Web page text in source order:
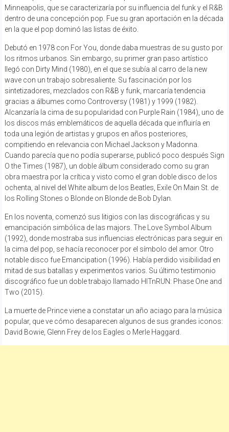
Minneapolis, que se caracterizaría por su influencia del funk y el R&B
dentro de una concepción pop. Fue su gran aportación en la década
en la que el pop dominó las listas de éxito.
Debutó en 1978 con For You, donde daba muestras de su gusto por
los ritmos urbanos. Sin embargo, su primer gran paso artístico
llegó con Dirty Mind (1980), en el que se subía al carro de la new
wave con un trabajo sobresaliente. Su fascinación por los
sintetizadores, mezclados con R&B y funk, marcaría tendencia
gracias a álbumes como Controversy (1981) y 1999 (1982).
Alcanzaría la cima de su popularidad con Purple Rain (1984), uno de
los discos más emblemáticos de aquella década que influiría en
toda una legión de artistas y grupos en años posteriores,
compitiendo en relevancia con Michael Jackson y Madonna.
Cuando parecía que no podía superarse, publicó poco después Sign
O the Times (1987), un doble álbum considerado como su gran
obra maestra por la crítica y visto como el gran doble disco de los
ochenta, al nivel del White album de los Beatles, Exile On Main St. de
los Rolling Stones o Blonde on Blonde de Bob Dylan.
En los noventa, comenzó sus litigios con las discográficas y su
emancipación simbólica de las majors. The Love Symbol Album
(1992), donde mostraba sus influencias electrónicas para seguir en
la cima del pop, se hacía reconocer por el símbolo del amor. Otro
notable disco fue Emancipation (1996). Había perdido visibilidad en
mitad de sus batallas y experimentos varios. Su último testimonio
discográfico fue un doble trabajo llamado HITnRUN: Phase One and
Two (2015).
La muerte de Prince viene a constatar un año aciago para la música
popular, que ve cómo desaparecen algunos de sus grandes iconos:
David Bowie, Glenn Frey de los Eagles o Merle Haggard.